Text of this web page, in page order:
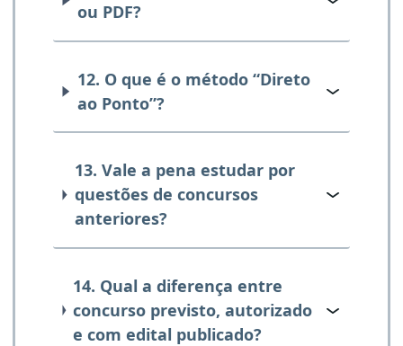
ou PDF?
12. O que é o método “Direto
ao Ponto”?
13. Vale a pena estudar por
questões de concursos
anteriores?
14. Qual a diferença entre
concurso previsto, autorizado
e com edital publicado?